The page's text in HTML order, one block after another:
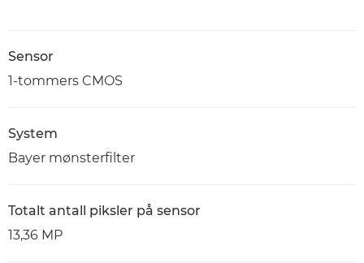
Sensor
1-tommers CMOS
System
Bayer mønsterfilter
Totalt antall piksler på sensor
13,36 MP